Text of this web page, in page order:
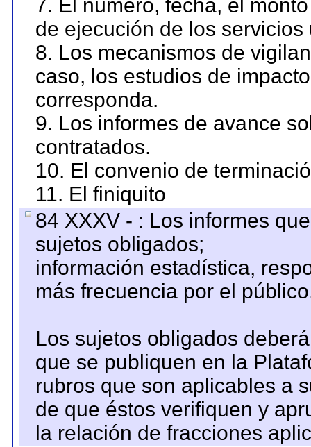
7. El número, fecha, el
de ejecución de los servicios
8. Los mecanismos de
caso, los estudios de
corresponda.
9. Los informes de avance
contratados.
10. El convenio de
11. El finiquito
84 XXXV - : Los informes
sujetos obligados;
información estadística,
más frecuencia por el
Los sujetos obligados
que se publiquen en la
rubros que son aplicables a
de que éstos verifiquen y
la relación de fracciones